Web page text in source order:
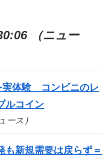
（ニュー
実体験 コンビニのレ
ルコイン
ース）
も新規需要は戻らず＝